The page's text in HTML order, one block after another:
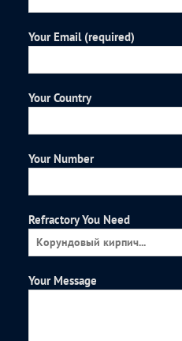
Your Email (required)
Your Country
Your Number
Refractory You Need
Your Message